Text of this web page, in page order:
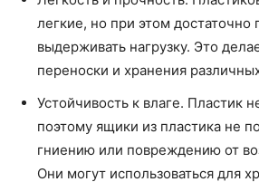
легкие, но при этом
выдерживать нагрузку. Это
переноски и хранения
Устойчивость к влаге. Пластик
поэтому ящики из пластика не
гниению или повреждению от
Они могут использоваться для